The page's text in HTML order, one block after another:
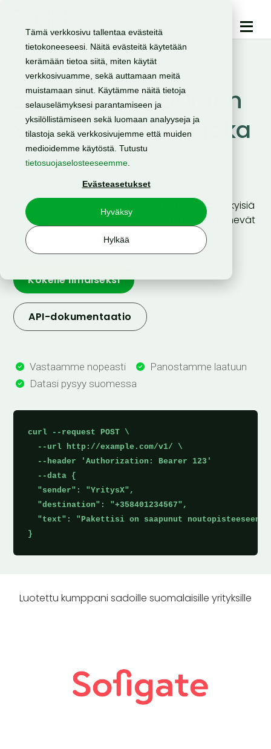
Tämä verkkosivu tallentaa evästeitä
tietokoneeseesi. Näitä evästeitä käytetään
kerämään tietoa siitä, miten käytät
verkkosivuamme, sekä auttamaan meitä
muistamaan sinut. Käytämme näitä tietoja
selauselämyksesi parantamiseen ja
yksilöllistämiseen sekä luomaan analyyseja ja
tilastoja sekä verkkosivujemme että muiden
medioidemme käytöstä. Tutustu
tietosuojaselosteeseemme
Evästeasetukset
Hyväksy
Hylkää
SMS GATEWAY
Ei yllätyksiä. Quriirin
SMS API toimii – joka
kerta.
Quriirin SMS API on helppo integroida osaksi nykyisiä
järjestelmiä. Voit luottaa siihen, että viestit menevät
perille ja tuki vastaa nopeasti.
Kokeile ilmaiseksi
API-dokumentaatio
 Vastaamme nopeasti  Panostamme laatuun
 Datasi pysyy suomessa
curl --request POST \
  --url http://example.com/v1/ \
  --header 'Authorization: Bearer 123'
  --data {
  "sender": "YritysX",
  "destination": "+358401234567",
  "text": "Pakettisi on saapunut noutopisteeseen."
}
Luotettu kumppani sadoille suomalaisille yrityksille